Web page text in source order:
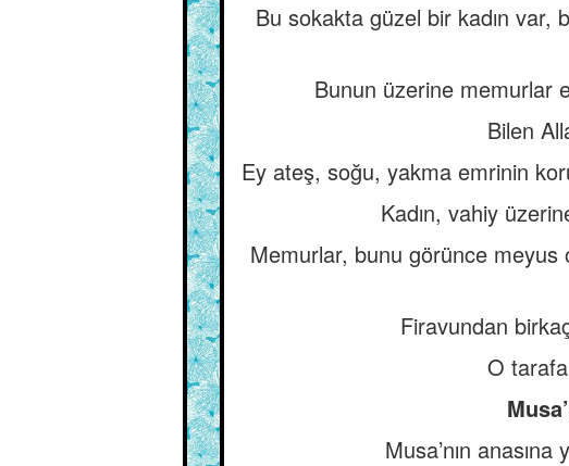
Bu sokakta güzel bir kadın var,
Bunun üzerine memurlar
Bilen
Ey ateş, soğu, yakma emrinin
Kadın, vahiy
Memurlar, bunu görünce meyus
Firavundan
O
Musa’nın